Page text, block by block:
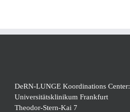
DeRN-LUNGE Koordinations Center:
Universitätsklinikum Frankfurt
Theodor-Stern-Kai 7